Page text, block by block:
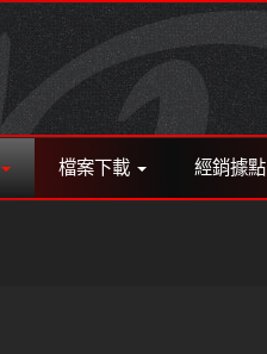
檔案下載 經銷據點